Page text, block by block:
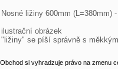
Nosné ližiny 600mm (L=380mm)
ilustrační obrázek
"ližiny" se píší správně s
Obchod si vyhradzuje právo na zmenu